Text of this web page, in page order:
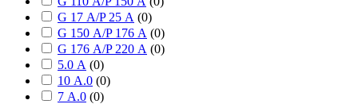
G 17 А/P 25 А (0)
G 150 А/P 176 А (0)
G 176 А/P 220 А (0)
5.0 А (0)
10 А.0 (0)
7 А.0 (0)